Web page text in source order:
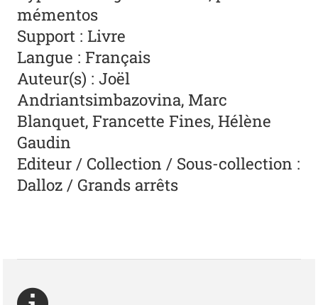
mémentos
Support : Livre
Langue : Français
Auteur(s) : Joël
Andriantsimbazovina, Marc
Blanquet, Francette Fines, Hélène
Gaudin
Editeur / Collection / Sous-collection :
Dalloz / Grands arrêts